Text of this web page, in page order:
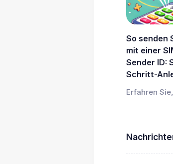
So senden
mit einer
Sender ID:
Schritt-
Erfahren